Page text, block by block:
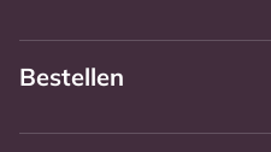
Bestellen